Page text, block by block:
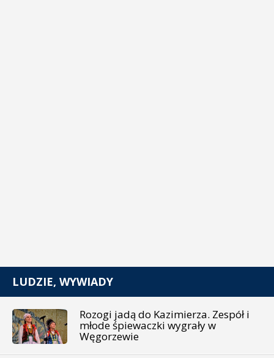
LUDZIE, WYWIADY
Rozogi jadą do Kazimierza. Zespół i
młode śpiewaczki wygrały w
Węgorzewie